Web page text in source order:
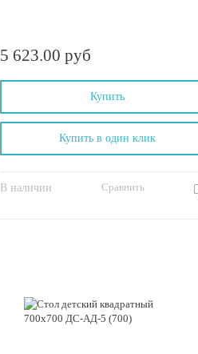
5 623.00 руб
Купить
В наличии Сравнить
Купить в один клик